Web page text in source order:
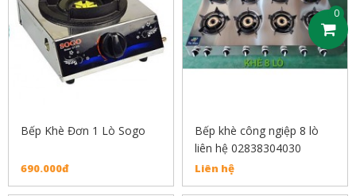
0
Bếp Khè Đơn 1 Lò Sogo
690.000đ
Bếp khè công ngiệp 8 lò
liên hệ 02838304030
Liên hệ